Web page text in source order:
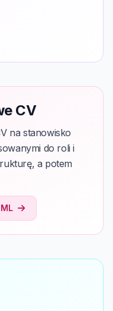
CV
na stanowisko
do roli i
a potem